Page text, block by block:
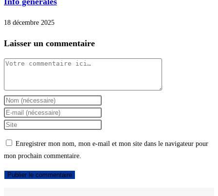
18 décembre 2025
Laisser un commentaire
Comment
Enter
your
name
username
comment
Enter
your
comment
Saisir
site
Enregistrer mon nom, mon e-mail et mon site dans le navigateur pour
mon prochain commentaire.